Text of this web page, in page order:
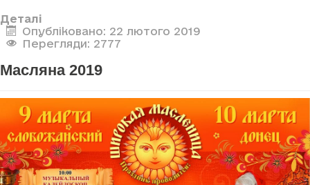
Деталі
Опубліковано: 22 лютого 2019
Перегляди: 2777
Масляна 2019